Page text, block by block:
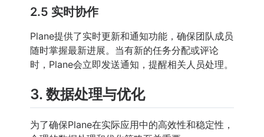
2.5 实时协作
Plane提供了实时更新和通知功能，确保团队成员
随时掌握最新进展。当有新的任务分配或评论
时，Plane会立即发送通知，提醒相关人员处理。
3. 数据处理与优化
为了确保Plane在实际应用中的高效性和稳定性，